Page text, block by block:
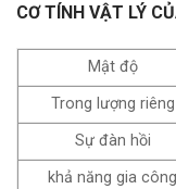
CƠ TÍNH VẬT LÝ
Mật độ
Trong lượng riêng
Sự đàn hồi
khả năng gia công